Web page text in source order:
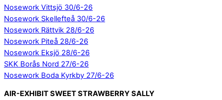
Nosework Vittsjö 30/6-26
Nosework Skellefteå 30/6-26
Nosework Rättvik 28/6-26
Nosework Piteå 28/6-26
Nosework Eksjö 28/6-26
SKK Borås Nord 27/6-26
Nosework Boda Kyrkby 27/6-26
AIR-EXHIBIT SWEET STRAWBERRY SALLY